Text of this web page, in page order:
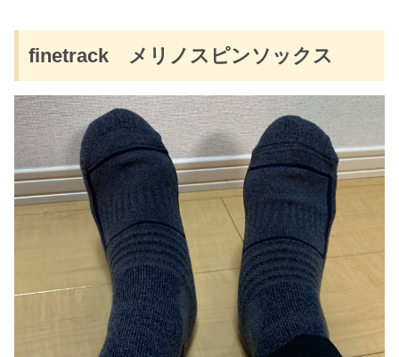
finetrack メリノスピンソックス